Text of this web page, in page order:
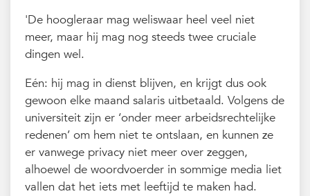
'De hoogleraar mag weliswaar heel veel niet
meer, maar hij mag nog steeds twee cruciale
dingen wel.
Eén: hij mag in dienst blijven, en krijgt dus ook
gewoon elke maand salaris uitbetaald. Volgens de
universiteit zijn er ‘onder meer arbeidsrechtelijke
redenen’ om hem niet te ontslaan, en kunnen ze
er vanwege privacy niet meer over zeggen,
alhoewel de woordvoerder in sommige media liet
vallen dat het iets met leeftijd te maken had.